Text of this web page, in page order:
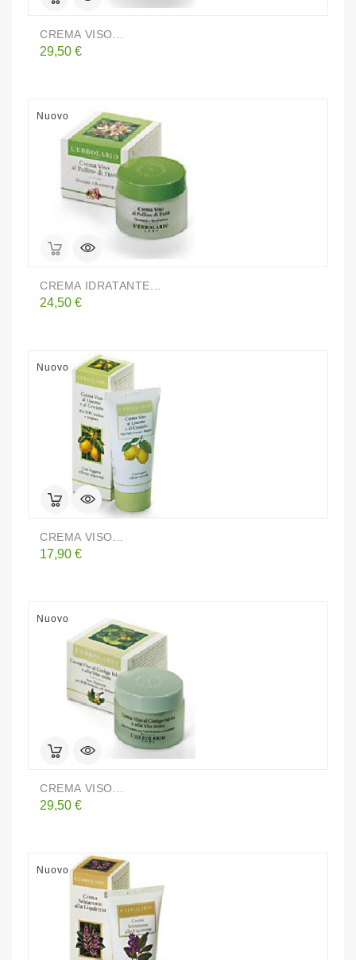
CREMA VISO...
Prezzo
29,50 €
Nuovo
CREMA IDRATANTE...
Prezzo
24,50 €
Nuovo
CREMA VISO...
Prezzo
17,90 €
Nuovo
CREMA VISO...
Prezzo
29,50 €
Nuovo